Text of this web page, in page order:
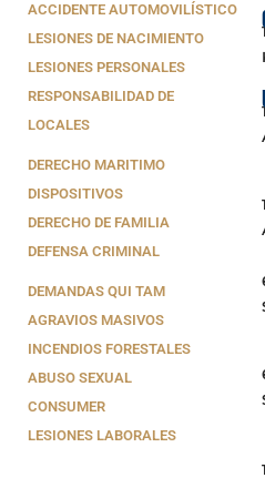
ACCIDENTE AUTOMOVILÍSTICO
LESIONES DE NACIMIENTO
LESIONES PERSONALES
RESPONSABILIDAD DE
LOCALES
DERECHO MARITIMO
DISPOSITIVOS
DERECHO DE FAMILIA
DEFENSA CRIMINAL
DEMANDAS QUI TAM
AGRAVIOS MASIVOS
INCENDIOS FORESTALES
ABUSO SEXUAL
CONSUMER
LESIONES LABORALES